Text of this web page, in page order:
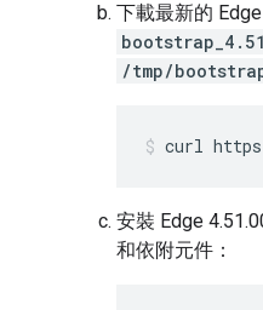
下載最新的
/tmp/
curl
安裝 Edge
和依附元件：